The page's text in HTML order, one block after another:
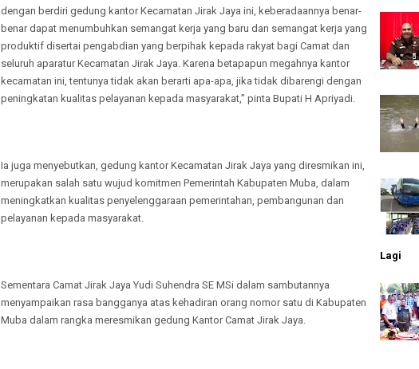
dengan berdiri gedung kantor Kecamatan Jirak Jaya ini, keberadaannya benar-
benar dapat menumbuhkan semangat kerja yang baru dan semangat kerja yang
produktif disertai pengabdian yang berpihak kepada rakyat bagi Camat dan
seluruh aparatur Kecamatan Jirak Jaya. Karena betapapun megahnya kantor
kecamatan ini, tentunya tidak akan berarti apa-apa, jika tidak dibarengi dengan
peningkatan kualitas pelayanan kepada masyarakat,” pinta Bupati H Apriyadi.
Ia juga menyebutkan, gedung kantor Kecamatan Jirak Jaya yang diresmikan ini,
merupakan salah satu wujud komitmen Pemerintah Kabupaten Muba, dalam
meningkatkan kualitas penyelenggaraan pemerintahan, pembangunan dan
pelayanan kepada masyarakat.
Sementara Camat Jirak Jaya Yudi Suhendra SE MSi dalam sambutannya
menyampaikan rasa bangganya atas kehadiran orang nomor satu di Kabupaten
Muba dalam rangka meresmikan gedung Kantor Camat Jirak Jaya.
Lagi